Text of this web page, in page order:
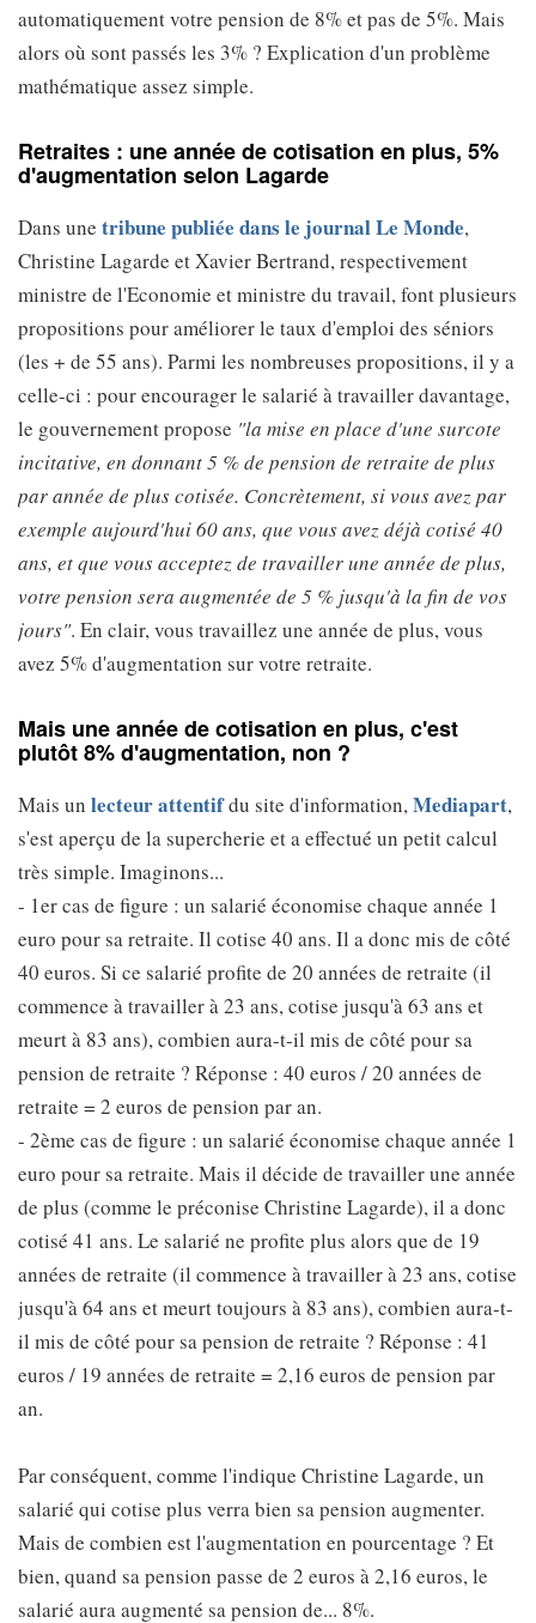
automatiquement votre pension de 8% et pas de 5%. Mais
alors où sont passés les 3% ? Explication d'un problème
mathématique assez simple.
Retraites : une année de cotisation en plus, 5%
d'augmentation selon Lagarde
Dans une tribune publiée dans le journal Le Monde,
Christine Lagarde et Xavier Bertrand, respectivement
ministre de l'Economie et ministre du travail, font plusieurs
propositions pour améliorer le taux d'emploi des séniors
(les + de 55 ans). Parmi les nombreuses propositions, il y a
celle-ci : pour encourager le salarié à travailler davantage,
le gouvernement propose "la mise en place d'une surcote
incitative, en donnant 5 % de pension de retraite de plus
par année de plus cotisée. Concrètement, si vous avez par
exemple aujourd'hui 60 ans, que vous avez déjà cotisé 40
ans, et que vous acceptez de travailler une année de plus,
votre pension sera augmentée de 5 % jusqu'à la fin de vos
jours". En clair, vous travaillez une année de plus, vous
avez 5% d'augmentation sur votre retraite.
Mais une année de cotisation en plus, c'est
plutôt 8% d'augmentation, non ?
Mais un lecteur attentifdu site d'information,Mediapart,
s'est aperçu de la supercherie et a effectué un petit calcul
très simple. Imaginons...
- 1er cas de figure : un salarié économise chaque année 1
euro pour sa retraite. Il cotise 40 ans. Il a donc mis de côté
40 euros. Si ce salarié profite de 20 années de retraite (il
commence à travailler à 23 ans, cotise jusqu'à 63 ans et
meurt à 83 ans), combien aura-t-il mis de côté pour sa
pension de retraite ? Réponse : 40 euros / 20 années de
retraite = 2 euros de pension par an.
- 2ème cas de figure : un salarié économise chaque année 1
euro pour sa retraite. Mais il décide de travailler une année
de plus (comme le préconise Christine Lagarde), il a donc
cotisé 41 ans. Le salarié ne profite plus alors que de 19
années de retraite (il commence à travailler à 23 ans, cotise
jusqu'à 64 ans et meurt toujours à 83 ans), combien aura-t-
il mis de côté pour sa pension de retraite ? Réponse : 41
euros / 19 années de retraite = 2,16 euros de pension par
an.
Par conséquent, comme l'indique Christine Lagarde, un
salarié qui cotise plus verra bien sa pension augmenter.
Mais de combien est l'augmentation en pourcentage ? Et
bien, quand sa pension passe de 2 euros à 2,16 euros, le
salarié aura augmenté sa pension de... 8%.